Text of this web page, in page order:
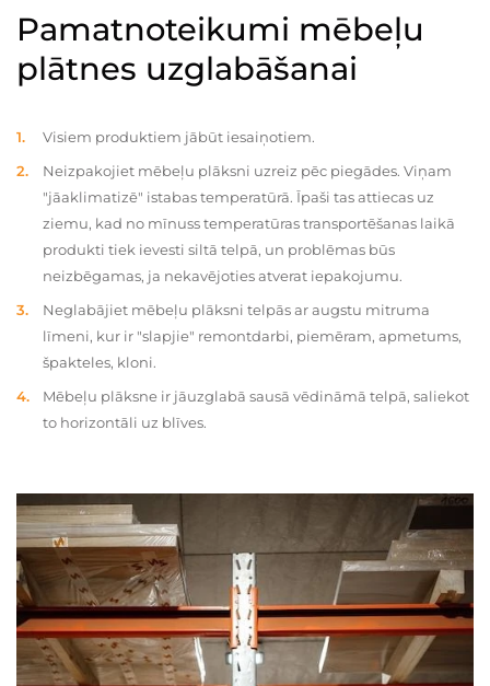
Pamatnoteikumi mēbeļu
plātnes uzglabāšanai
Visiem produktiem jābūt iesaiņotiem.
Neizpakojiet mēbeļu plāksni uzreiz pēc piegādes. Viņam
"jāaklimatizē" istabas temperatūrā. Īpaši tas attiecas uz
ziemu, kad no mīnuss temperatūras transportēšanas laikā
produkti tiek ievesti siltā telpā, un problēmas būs
neizbēgamas, ja nekavējoties atverat iepakojumu.
Neglabājiet mēbeļu plāksni telpās ar augstu mitruma
līmeni, kur ir "slapjie" remontdarbi, piemēram, apmetums,
špakteles, kloni.
Mēbeļu plāksne ir jāuzglabā sausā vēdināmā telpā, saliekot
to horizontāli uz blīves.